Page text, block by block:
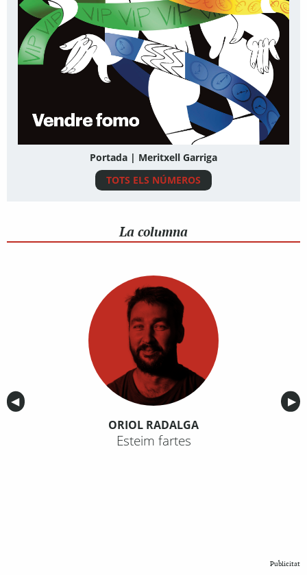
Portada | Meritxell Garriga
TOTS ELS NÚMEROS
La columna
Anterior
◀︎ ▶︎
ORIOL RADALGA
Esteim fartes
Publicitat